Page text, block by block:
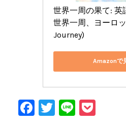
世界一周の果て: 英
世界一周、ヨーロ
Journey)
Amazonで
F
T
Li